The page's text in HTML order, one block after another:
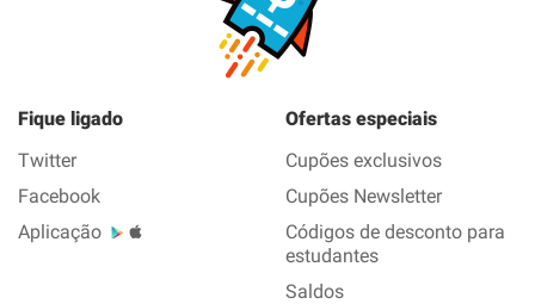
Fique ligado
Twitter
Facebook
Aplicação
Ofertas especiais
Cupões exclusivos
Cupões Newsletter
Códigos de desconto para
estudantes
Saldos